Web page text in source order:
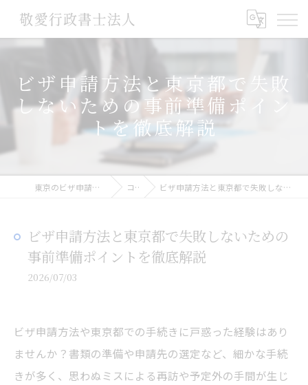
ビザ申請方法と東京都で失敗
しないための事前準備ポイン
トを徹底解説
東京のビザ申請なら敬愛行政書士法人 コラム ビザ申請方法と東京都で失敗しないための事前準備ポイントを徹底解説
ビザ申請方法と東京都で失敗しないための
事前準備ポイントを徹底解説
2026/07/03
ビザ申請方法や東京都での手続きに戸惑った経験はあり
ませんか？書類の準備や申請先の選定など、細かな手続
きが多く、思わぬミスによる再訪や予定外の手間が生じ